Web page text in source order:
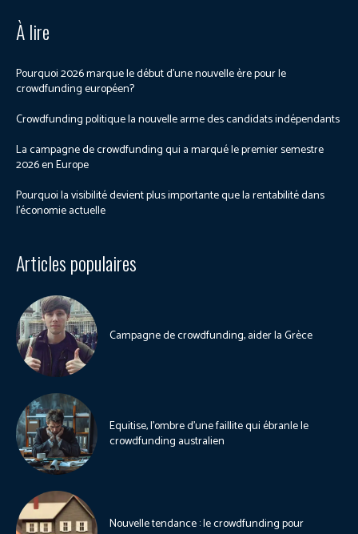
À lire
Pourquoi 2026 marque le début d’une nouvelle ère pour le
crowdfunding européen?
Crowdfunding politique la nouvelle arme des candidats indépendants
La campagne de crowdfunding qui a marqué le premier semestre
2026 en Europe
Pourquoi la visibilité devient plus importante que la rentabilité dans
l’économie actuelle
Articles populaires
Campagne de crowdfunding, aider la Grèce
Equitise, l’ombre d’une faillite qui ébranle le
crowdfunding australien
Nouvelle tendance : le crowdfunding pour